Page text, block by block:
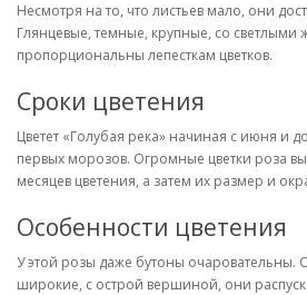
Несмотря на то, что листьев мало, они
Глянцевые, темные, крупные, со
пропорциональны лепесткам цветков.
Сроки цветения
Цветет «Голубая река» начиная с июня и
первых морозов. Огромные цветки роза
месяцев цветения, а затем их размер и
Особенности цветения
У этой розы даже бутоны очаровательны.
широкие, с острой вершиной, они